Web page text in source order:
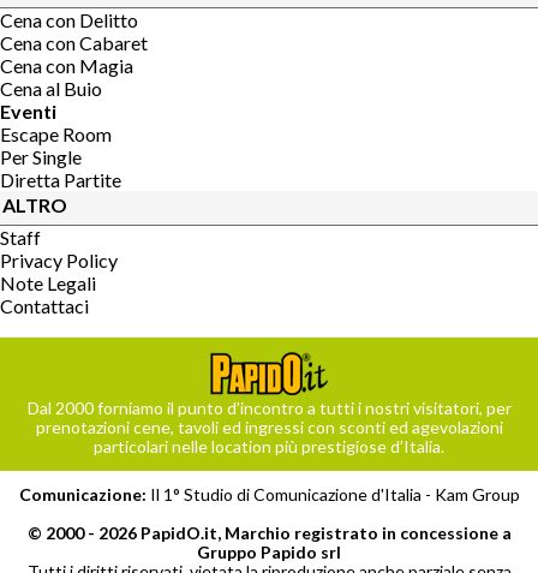
Cena con Delitto
Cena con Cabaret
Cena con Magia
Cena al Buio
Eventi
Escape Room
Per Single
Diretta Partite
ALTRO
Staff
Privacy Policy
Note Legali
Contattaci
Dal 2000 forniamo il punto d’incontro a tutti i nostri visitatori, per
prenotazioni cene, tavoli ed ingressi con sconti ed agevolazioni
particolari nelle location più prestigiose d’Italia.
Comunicazione: Il 1° Studio di Comunicazione d'Italia - Kam Group
© 2000 - 2026 PapidO.it, Marchio registrato in concessione a
Gruppo Papido srl